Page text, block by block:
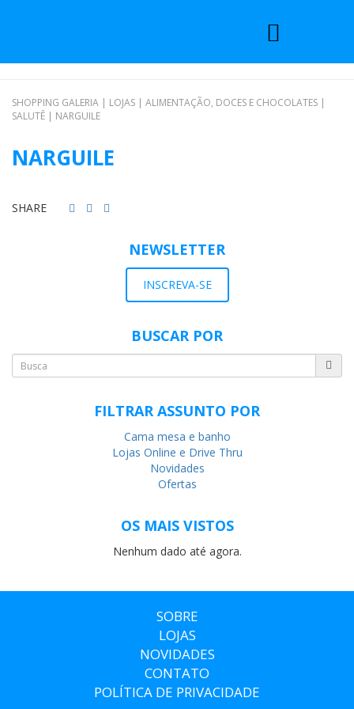
SHOPPING GALERIA | LOJAS | ALIMENTAÇÃO, DOCES E CHOCOLATES |
SALUTÊ | NARGUILE
NARGUILE
SHARE
NEWSLETTER
INSCREVA-SE
BUSCAR POR
FILTRAR ASSUNTO POR
Cama mesa e banho
Lojas Online e Drive Thru
Novidades
Ofertas
OS MAIS VISTOS
Nenhum dado até agora.
SOBRE
LOJAS
NOVIDADES
CONTATO
POLÍTICA DE PRIVACIDADE